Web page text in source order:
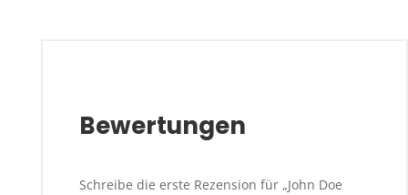
Bewertungen
Schreibe die erste Rezension für „John Doe